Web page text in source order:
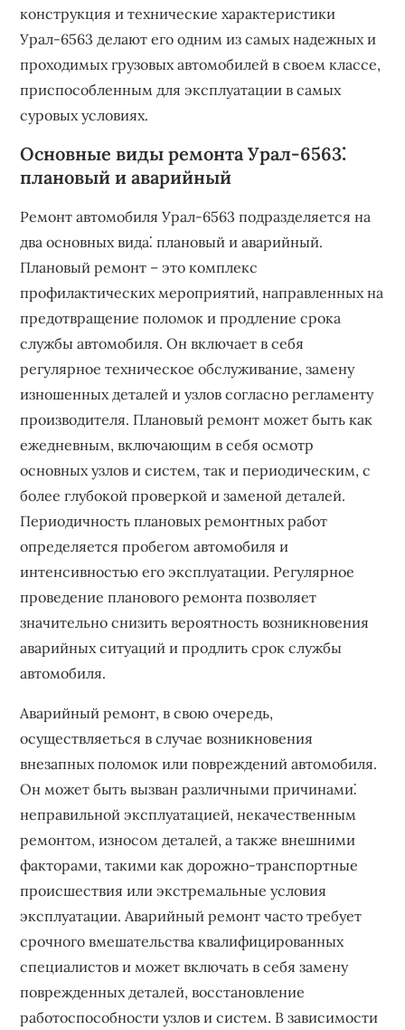
конструкция и технические характеристики
Урал-6563 делают его одним из самых надежных и
проходимых грузовых автомобилей в своем классе,
приспособленным для эксплуатации в самых
суровых условиях.
Основные виды ремонта Урал-6563⁚
плановый и аварийный
Ремонт автомобиля Урал-6563 подразделяется на
два основных вида⁚ плановый и аварийный.
Плановый ремонт – это комплекс
профилактических мероприятий, направленных на
предотвращение поломок и продление срока
службы автомобиля. Он включает в себя
регулярное техническое обслуживание, замену
изношенных деталей и узлов согласно регламенту
производителя. Плановый ремонт может быть как
ежедневным, включающим в себя осмотр
основных узлов и систем, так и периодическим, с
более глубокой проверкой и заменой деталей.
Периодичность плановых ремонтных работ
определяется пробегом автомобиля и
интенсивностью его эксплуатации. Регулярное
проведение планового ремонта позволяет
значительно снизить вероятность возникновения
аварийных ситуаций и продлить срок службы
автомобиля.
Аварийный ремонт, в свою очередь,
осуществляеться в случае возникновения
внезапных поломок или повреждений автомобиля.
Он может быть вызван различными причинами⁚
неправильной эксплуатацией, некачественным
ремонтом, износом деталей, а также внешними
факторами, такими как дорожно-транспортные
происшествия или экстремальные условия
эксплуатации. Аварийный ремонт часто требует
срочного вмешательства квалифицированных
специалистов и может включать в себя замену
поврежденных деталей, восстановление
работоспособности узлов и систем. В зависимости